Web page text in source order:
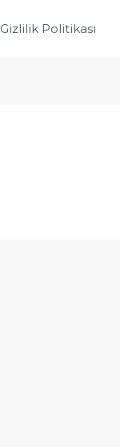
Gizlilik Politikası